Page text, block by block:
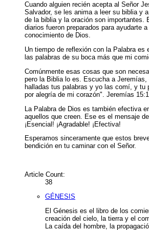
Cuando alguien recién acepta al Señor
Salvador, se les anima a leer su biblia y
de la biblia y la oración son importantes.
diarios fueron preparados para ayudarte
conocimiento de Dios.
Un tiempo de reflexión con la Palabra es
las palabras de su boca más que mi
Comúnmente esas cosas que son
pero la Biblia lo es. Escucha a Jeremías,
halladas tus palabras y yo las comí, y tu
por alegría de mi corazón". Jeremías
La Palabra de Dios es también efectiva
aquellos que creen. Ese es el mensaje
¡Esencial! ¡Agradable! ¡Efectiva!
Esperamos sinceramente que estos
bendición en tu caminar con el Señor.
Article Count:
38
GÉNESIS
El Génesis es el libro de los
creación del cielo, la tierra y el
La caída del hombre, la